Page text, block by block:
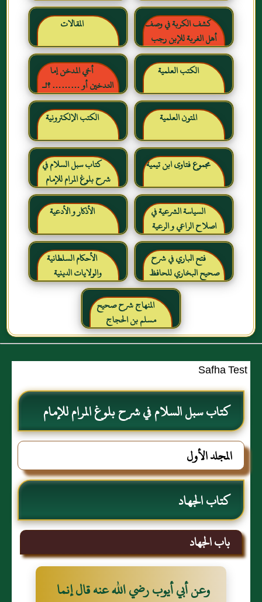
كشف الكربة في وصف
أهل الغربة للإبن رجب
الحنبلي رحمه الله
المقالات
الكتب العلمية
أخي المدخن إما
التدخين أو ……… ؟!ـ
حقائق وأرقام ناطقة ، لكن
لا يسمعها المدخنون حرره
خالد بن عبد الرحمن بن حمد
الشايع
المتون العلمية الكتب الإلكترونية
مجموع فتاوى ابن تيمية
كتاب سبل السلام في
شرح بلوغ المرام للإمام
الصنعاني رحمه الله
السياسة الشرعية في
اصلاح الراعي و الرعية
الأذكار و الأدعية
فتح الباري في شرح
صحيح البخاري للحافظ
ابن حجر العسقلاني
الأحكام السلطانية
والولايات الدينية
المنهاج شرح صحيح
مسلم بن الحجاج
Safha Test
كتاب سبل السلام في شرح بلوغ المرام للإمام
الصنعاني رحمه الله
المجلد الأول
كتاب الجهاد
باب الجهاد
وعن أبي أيوب رضي الله عنه قال إنما